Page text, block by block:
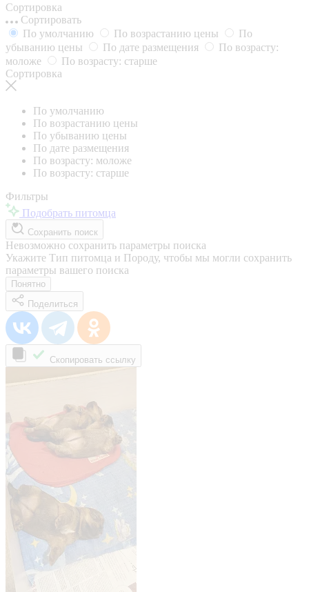
Сортировка
Сортировать
По умолчанию
По возрастанию цены
По
убыванию цены
По дате размещения
По возрасту:
моложе
По возрасту: старше
Сортировка
По умолчанию
По возрастанию цены
По убыванию цены
По дате размещения
По возрасту: моложе
По возрасту: старше
Фильтры
Подобрать питомца
Сохранить поиск
Невозможно сохранить параметры поиска
Укажите Тип питомца и Породу, чтобы мы могли сохранить
параметры вашего поиска
Понятно
Поделиться
Скопировать ссылку